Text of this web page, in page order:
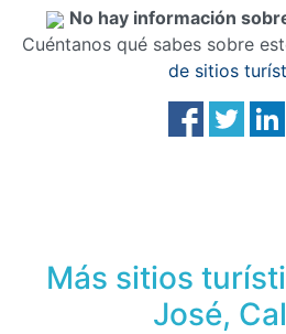
No hay información
Cuéntanos qué sabes sobre
de sitios
Más sitios
José,